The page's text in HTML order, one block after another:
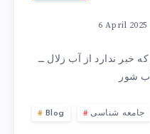
6 April 2025
خبر ندارد از آب زلال ــ
Blog جامعه شناسی